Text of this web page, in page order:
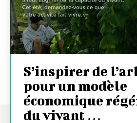
S’inspirer de
pour un modèle
économique
du vivant …